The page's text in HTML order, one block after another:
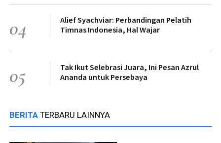
04
Alief Syachviar: Perbandingan Pelatih
Timnas Indonesia, Hal Wajar
05
Tak Ikut Selebrasi Juara, Ini Pesan Azrul
Ananda untuk Persebaya
BERITA TERBARU LAINNYA